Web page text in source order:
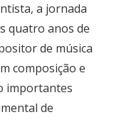
a jornada
quatro anos de
de música
composição e
importantes
de